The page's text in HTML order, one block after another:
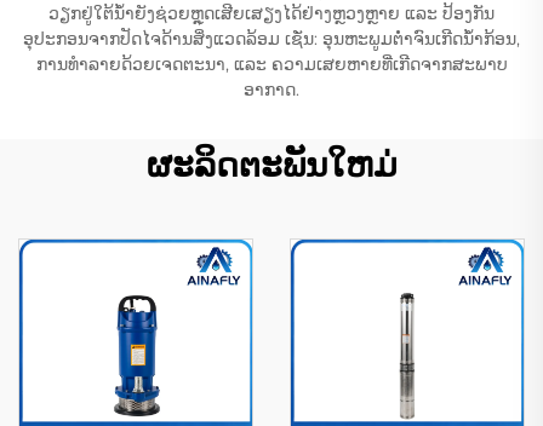
ວຽກຢູ່ໃຕ້ນ້ຳຍັງຊ່ວຍຫຼຸດເສີຍເສຽງໄດ້ຢ່າງຫຼວງຫຼາຍ ແລະ ປ້ອງກັນ
ອຸປະກອນຈາກປັດໄຈດ້ານສິ່ງແວດລ້ອມ ເຊັ່ນ: ອຸນຫະພູມຕ່ຳຈົນເກີດນ້ຳກ້ອນ,
ການທຳລາຍດ້ວຍເຈດຕະນາ, ແລະ ຄວາມເສຍຫາຍທີ່ເກີດຈາກສະພາບ
ອາກາດ.
ຜະລິດຕະພັນໃຫມ່